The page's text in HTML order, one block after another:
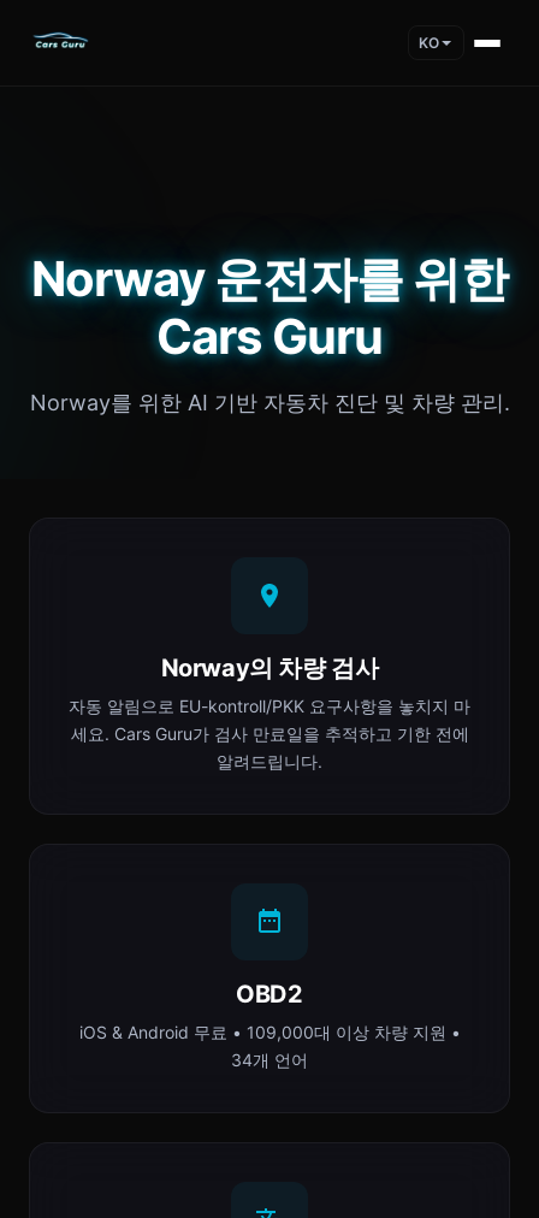
KO
Norway 운전자를 위한
Cars Guru
Norway를 위한 AI 기반 자동차 진단 및 차량 관리.
Norway의 차량 검사
자동 알림으로 EU-kontroll/PKK 요구사항을 놓치지 마
세요. Cars Guru가 검사 만료일을 추적하고 기한 전에
알려드립니다.
OBD2
iOS & Android 무료 • 109,000대 이상 차량 지원 •
34개 언어